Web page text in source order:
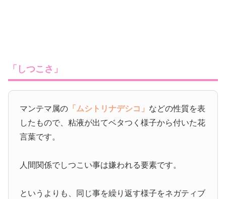
「しつこさ」
マンテマ属の 「ムシトリナデシコ」 などの性質を表
したもので、粘液が出てベタつく様子から付いた花
言葉です。
人間関係でしつこい事は嫌われる要素です。
というよりも、同じ事を繰り返す様子をネガティブ